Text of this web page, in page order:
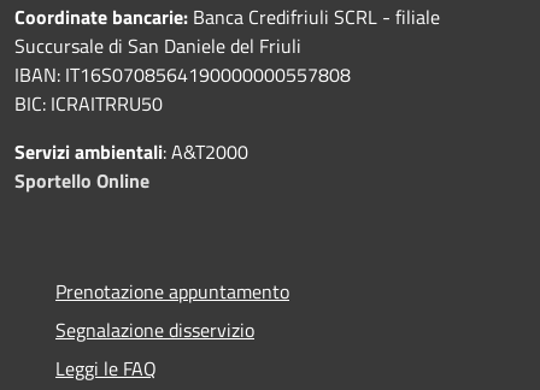
Coordinate bancarie: Banca Credifriuli SCRL - filiale
Succursale di San Daniele del Friuli
IBAN: IT16S0708564190000000557808
BIC: ICRAITRRU50
Servizi ambientali: A&T2000
Sportello Online
Prenotazione appuntamento
Segnalazione disservizio
Leggi le FAQ